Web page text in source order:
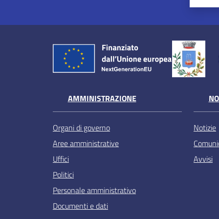
AMMINISTRAZIONE
Organi di governo
Aree amministrative
Uffici
Politici
Personale amministrativo
Documenti e dati
Notizie
Avvisi